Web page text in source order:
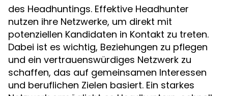
des Headhuntings. Effektive Headhunter
nutzen ihre Netzwerke, um direkt mit
potenziellen Kandidaten in Kontakt zu treten.
Dabei ist es wichtig, Beziehungen zu pflegen
und ein vertrauenswürdiges Netzwerk zu
schaffen, das auf gemeinsamen Interessen
und beruflichen Zielen basiert. Ein starkes